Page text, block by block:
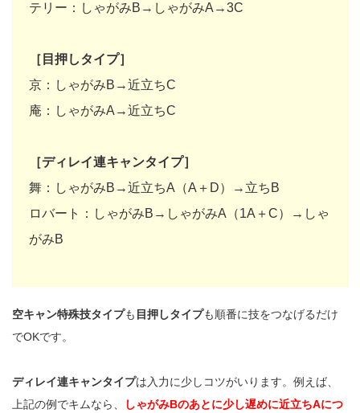
テリー：しゃがみB→しゃがみA→3C
［目押しタイプ］
京：しゃがみB→近立ちC
庵：しゃがみA→近立ちC
［ディレイ連キャンタイプ］
舞：しゃがみB→近立ちA（A＋D）→立ちB
ロバート：しゃがみB→しゃがみA（1A＋C）→しゃ
がみB
空キャン特殊技タイプも 目押しタイプも順番に技をつなげるだけ
でOKです。
ディレイ連キャンタイプは入力に少しコツがいります。例えば、
上記の例でキムなら、
しゃがみBのあとに少し遅めに近立ちAにつ